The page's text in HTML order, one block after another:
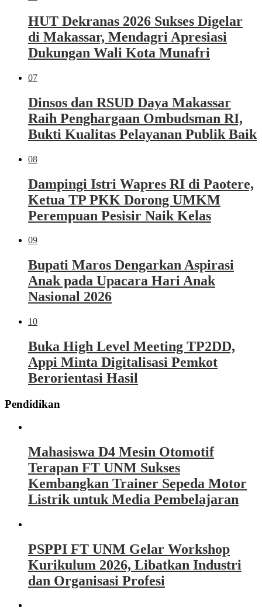
HUT Dekranas 2026 Sukses Digelar
di Makassar, Mendagri Apresiasi
Dukungan Wali Kota Munafri
07
Dinsos dan RSUD Daya Makassar
Raih Penghargaan Ombudsman RI,
Bukti Kualitas Pelayanan Publik Baik
08
Dampingi Istri Wapres RI di Paotere,
Ketua TP PKK Dorong UMKM
Perempuan Pesisir Naik Kelas
09
Bupati Maros Dengarkan Aspirasi
Anak pada Upacara Hari Anak
Nasional 2026
10
Buka High Level Meeting TP2DD,
Appi Minta Digitalisasi Pemkot
Berorientasi Hasil
Pendidikan
Mahasiswa D4 Mesin Otomotif
Terapan FT UNM Sukses
Kembangkan Trainer Sepeda Motor
Listrik untuk Media Pembelajaran
PSPPI FT UNM Gelar Workshop
Kurikulum 2026, Libatkan Industri
dan Organisasi Profesi